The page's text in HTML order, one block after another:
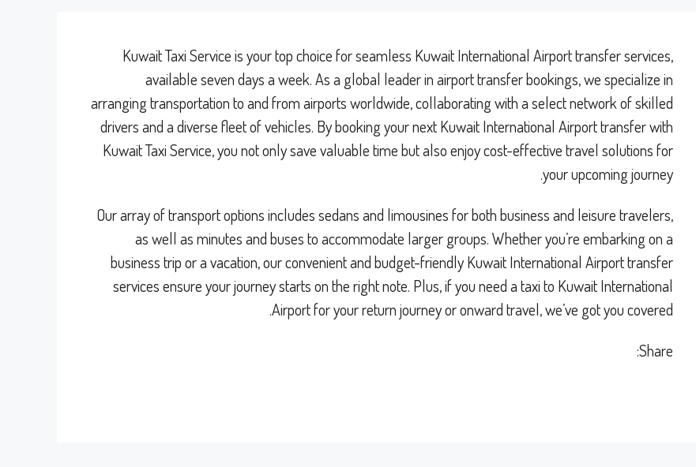
Kuwait Taxi Service is your top choice for seamless Kuwait International Airport transfer services,
available seven days a week. As a global leader in airport transfer bookings, we specialize in
arranging transportation to and from airports worldwide, collaborating with a select network of skilled
drivers and a diverse fleet of vehicles. By booking your next Kuwait International Airport transfer with
Kuwait Taxi Service, you not only save valuable time but also enjoy cost-effective travel solutions for
your upcoming journey.
Our array of transport options includes sedans and limousines for both business and leisure travelers,
as well as minutes and buses to accommodate larger groups. Whether you’re embarking on a
business trip or a vacation, our convenient and budget-friendly Kuwait International Airport transfer
services ensure your journey starts on the right note. Plus, if you need a taxi to Kuwait International
Airport for your return journey or onward travel, we’ve got you covered.
Share: